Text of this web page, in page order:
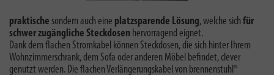
praktische sondern auch eine platzsparende Lösung, welche sich für
schwer zugängliche Steckdosen hervorragend eignet.
Dank dem flachen Stromkabel können Steckdosen, die sich hinter Ihrem
Wohnzimmerschrank, dem Sofa oder anderen Möbel befindet, clever
genutzt werden. Die flachen Verlängerungskabel von brennenstuhl®